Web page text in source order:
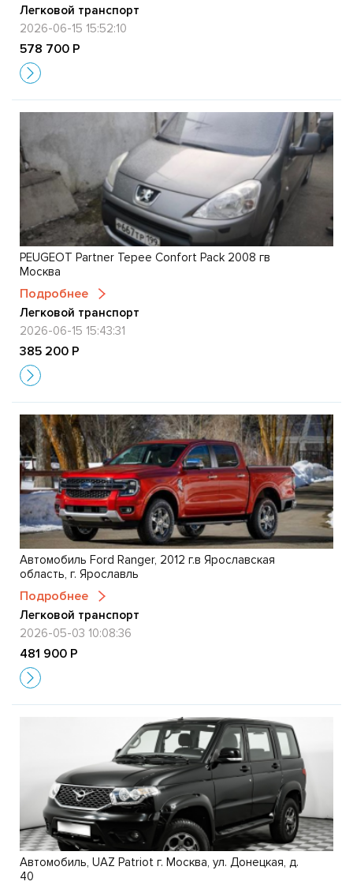
Легковой транспорт
2026-06-15 15:52:10
578 700 Р
PEUGEOT Partner Tepee Confort Pack 2008 гв
Москва
Подробнее
Легковой транспорт
2026-06-15 15:43:31
385 200 Р
Автомобиль Ford Ranger, 2012 г.в Ярославская
область, г. Ярославль
Подробнее
Легковой транспорт
2026-05-03 10:08:36
481 900 Р
Автомобиль, UAZ Patriot г. Москва, ул. Донецкая, д.
40